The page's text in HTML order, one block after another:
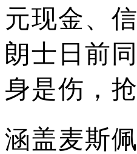
元现金、
朗士日前
身是伤，
涵盖麦斯